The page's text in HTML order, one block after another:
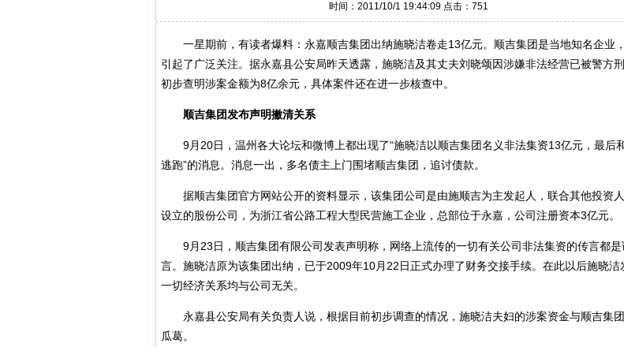
时间：2011/10/1 19:44:09 点击： 751
一星期前，有读者爆料：永嘉顺吉集团出纳施晓洁卷走13亿元。顺吉集团是当地知名企业
引起了广泛关注。据永嘉县公安局昨天透露，施晓洁及其丈夫刘晓颂因涉嫌非法经营已被警方刑
初步查明涉案金额为8亿余元，具体案件还在进一步核查中。
顺吉集团发布声明撇清关系
9月20日，温州各大论坛和微博上都出现了“施晓洁以顺吉集团名义非法集资13亿元，最后
逃跑”的消息。消息一出，多名债主上门围堵顺吉集团，追讨债款。
据顺吉集团官方网站公开的资料显示，该集团公司是由施顺吉为主发起人，联合其他投资
设立的股份公司，为浙江省公路工程大型民营施工企业，总部位于永嘉，公司注册资本3亿元。
9月23日，顺吉集团有限公司发表声明称，网络上流传的一切有关公司非法集资的传言都是
言。施晓洁原为该集团出纳，已于2009年10月22日正式办理了财务交接手续。在此以后施晓洁
一切经济关系均与公司无关。
永嘉县公安局有关负责人说，根据目前初步调查的情况，施晓洁夫妇的涉案资金与顺吉集
瓜葛。